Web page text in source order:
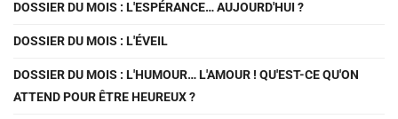
DOSSIER DU MOIS : L'ESPÉRANCE… AUJOURD'HUI ?
DOSSIER DU MOIS : L'ÉVEIL
DOSSIER DU MOIS : L'HUMOUR… L'AMOUR ! QU'EST-CE QU'ON
ATTEND POUR ÊTRE HEUREUX ?